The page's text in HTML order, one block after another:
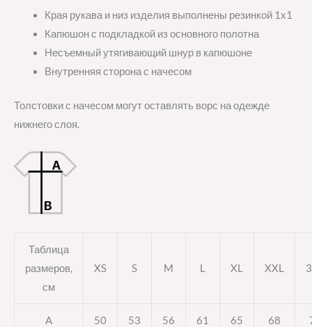
Края рукава и низ изделия выполнены резинкой 1х1
Капюшон с подкладкой из основного полотна
Несъемный утягивающий шнур в капюшоне
Внутренняя сторона с начесом
Толстовки с начесом могут оставлять ворс на одежде
нижнего слоя.
Таблица
размеров,
см
XS S M L XL XXL
A 50 53 56 61 65 68